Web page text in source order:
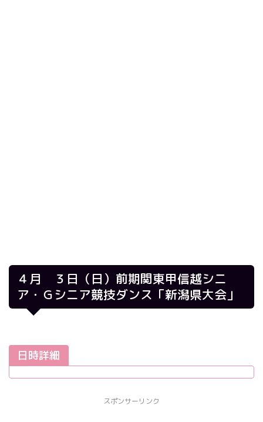
４月 ３日（日）前期関東甲信越シニ
ア・Ｇシニア競技ダンス「新潟県大会」
日時詳細
スポンサーリンク